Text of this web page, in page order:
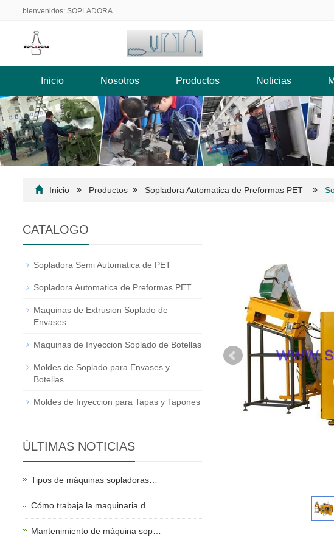
bienvenidos: SOPLADORA
Inicio Nosotros Productos Noticias
Inicio Productos Sopladora Automatica de Preformas PET
CATALOGO
Sopladora Semi Automatica de PET
Sopladora Automatica de Preformas PET
Maquinas de Extrusion Soplado de
Envases
Maquinas de Inyeccion Soplado de Botellas
Moldes de Soplado para Envases y
Botellas
Moldes de Inyeccion para Tapas y Tapones
ÚLTIMAS NOTICIAS
Tipos de máquinas sopladoras…
Cómo trabaja la maquinaria d…
Mantenimiento de máquina sop…